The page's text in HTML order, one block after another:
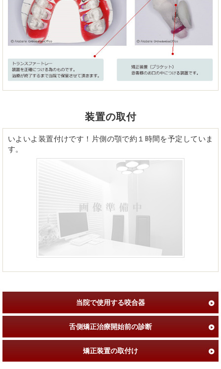
装置の取付
いよいよ装置付けです！片側の顎で約１時間を予定していま
す。
当院で使用する咬合器
舌側矯正治療開始前の診断
矯正装置の取付け